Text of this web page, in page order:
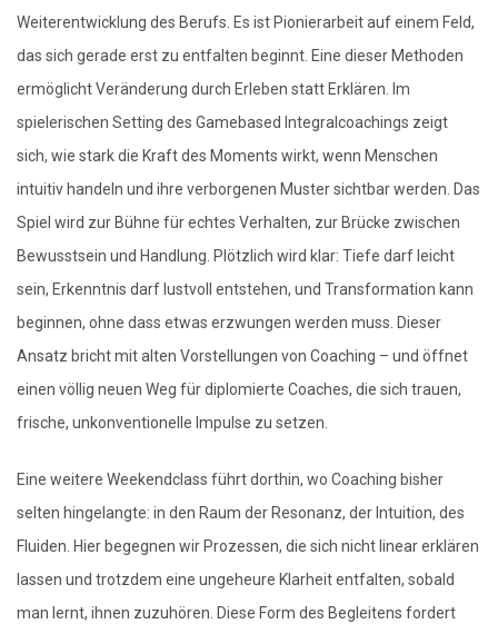
Weiterentwicklung des Berufs. Es ist Pionierarbeit auf einem Feld,
das sich gerade erst zu entfalten beginnt. Eine dieser Methoden
ermöglicht Veränderung durch Erleben statt Erklären. Im
spielerischen Setting des Gamebased Integralcoachings zeigt
sich, wie stark die Kraft des Moments wirkt, wenn Menschen
intuitiv handeln und ihre verborgenen Muster sichtbar werden. Das
Spiel wird zur Bühne für echtes Verhalten, zur Brücke zwischen
Bewusstsein und Handlung. Plötzlich wird klar: Tiefe darf leicht
sein, Erkenntnis darf lustvoll entstehen, und Transformation kann
beginnen, ohne dass etwas erzwungen werden muss. Dieser
Ansatz bricht mit alten Vorstellungen von Coaching – und öffnet
einen völlig neuen Weg für diplomierte Coaches, die sich trauen,
frische, unkonventionelle Impulse zu setzen.
Eine weitere Weekendclass führt dorthin, wo Coaching bisher
selten hingelangte: in den Raum der Resonanz, der Intuition, des
Fluiden. Hier begegnen wir Prozessen, die sich nicht linear erklären
lassen und trotzdem eine ungeheure Klarheit entfalten, sobald
man lernt, ihnen zuzuhören. Diese Form des Begleitens fordert